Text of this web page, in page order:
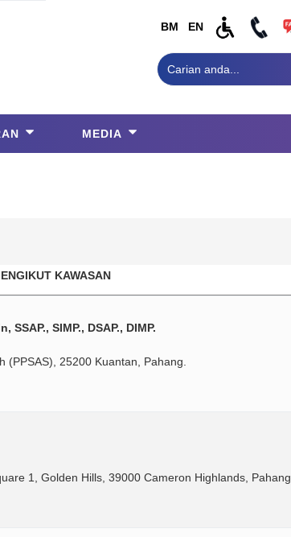
BM EN
MEDIA
KAWASAN
SIMP., DSAP., DIMP.
(PPSAS), 25200 Kuantan, Pahang.
1, Golden Hills, 39000 Cameron Highlands, Pahang.